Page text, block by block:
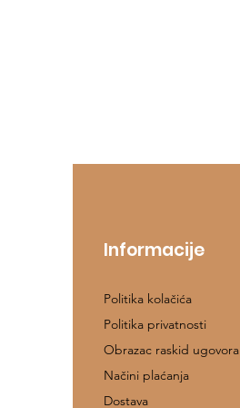
Informacije
Politika kolačića
Politika privatnosti
Obrazac raskid ugovora
Načini plaćanja
Dostava